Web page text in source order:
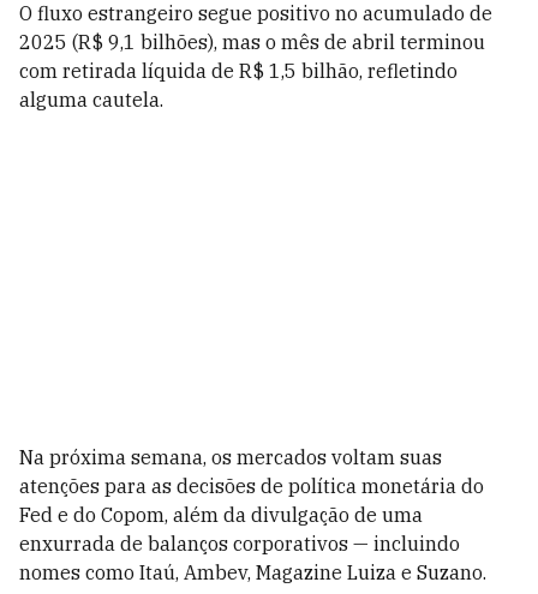
O fluxo estrangeiro segue positivo no acumulado de
2025 (R$ 9,1 bilhões), mas o mês de abril terminou
com retirada líquida de R$ 1,5 bilhão, refletindo
alguma cautela.
Na próxima semana, os mercados voltam suas
atenções para as decisões de política monetária do
Fed e do Copom, além da divulgação de uma
enxurrada de balanços corporativos — incluindo
nomes como Itaú, Ambev, Magazine Luiza e Suzano.